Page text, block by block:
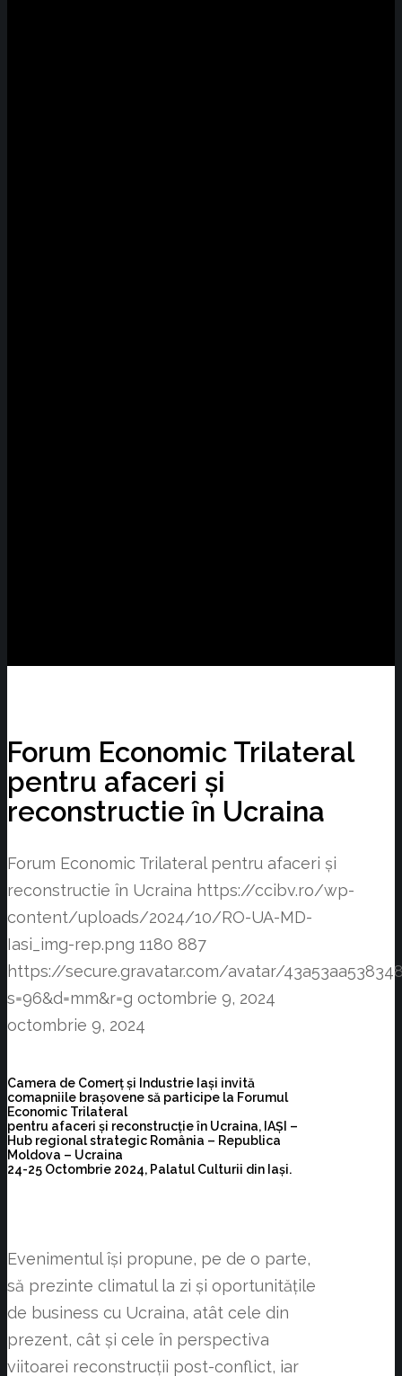
Forum Economic Trilateral
pentru afaceri și
reconstructie în Ucraina
Forum Economic Trilateral pentru afaceri și
reconstructie în Ucraina https://ccibv.ro/wp-
content/uploads/2024/10/RO-UA-MD-
Iasi_img-rep.png 1180 887
https://secure.gravatar.com/avatar/
s=96&d=mm&r=g octombrie 9, 2024
octombrie 9, 2024
Camera de Comerț și Industrie Iași invită
comapniile brașovene să participe la Forumul
Economic Trilateral
pentru afaceri și reconstrucție în Ucraina, IAȘI –
Hub regional strategic România – Republica
Moldova – Ucraina
24-25 Octombrie 2024, Palatul Culturii din Iași.
Evenimentul își propune, pe de o parte,
să prezinte climatul la zi și oportunitățile
de business cu Ucraina, atât cele din
prezent, cât și cele în perspectiva
viitoarei reconstrucții post-conflict, iar